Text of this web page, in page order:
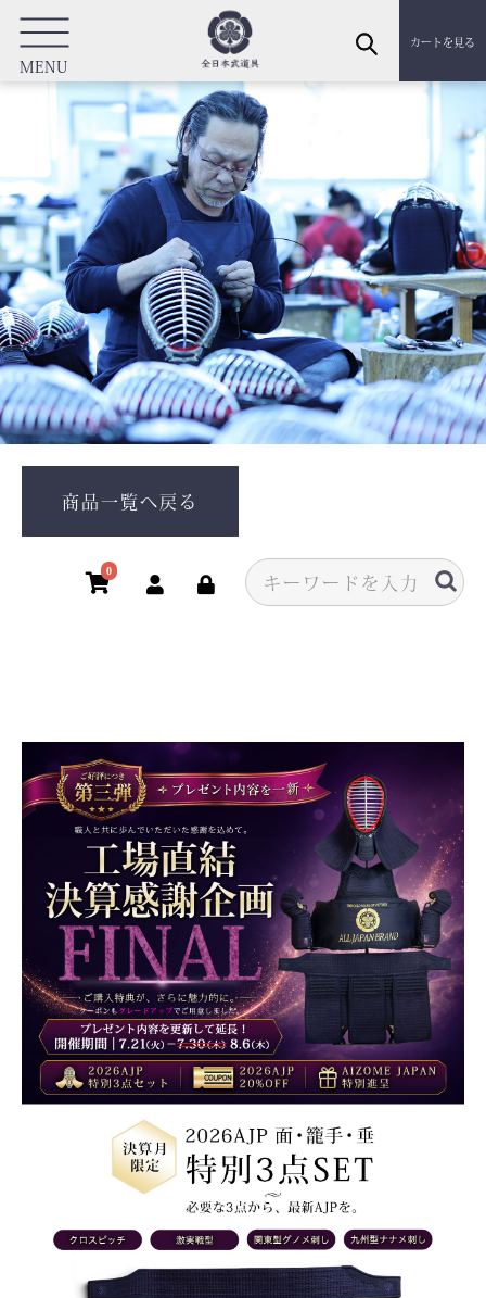
MENU
カートを見る
商品一覧へ戻る
0